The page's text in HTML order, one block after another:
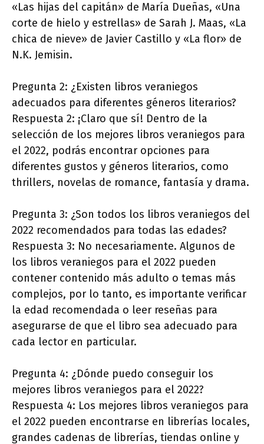
«Las hijas del capitán» de María Dueñas, «Una
corte de hielo y estrellas» de Sarah J. Maas, «La
chica de nieve» de Javier Castillo y «La flor» de
N.K. Jemisin.
Pregunta 2: ¿Existen libros veraniegos
adecuados para diferentes géneros literarios?
Respuesta 2: ¡Claro que sí! Dentro de la
selección de los mejores libros veraniegos para
el 2022, podrás encontrar opciones para
diferentes gustos y géneros literarios, como
thrillers, novelas de romance, fantasía y drama.
Pregunta 3: ¿Son todos los libros veraniegos del
2022 recomendados para todas las edades?
Respuesta 3: No necesariamente. Algunos de
los libros veraniegos para el 2022 pueden
contener contenido más adulto o temas más
complejos, por lo tanto, es importante verificar
la edad recomendada o leer reseñas para
asegurarse de que el libro sea adecuado para
cada lector en particular.
Pregunta 4: ¿Dónde puedo conseguir los
mejores libros veraniegos para el 2022?
Respuesta 4: Los mejores libros veraniegos para
el 2022 pueden encontrarse en librerías locales,
grandes cadenas de librerías, tiendas online y